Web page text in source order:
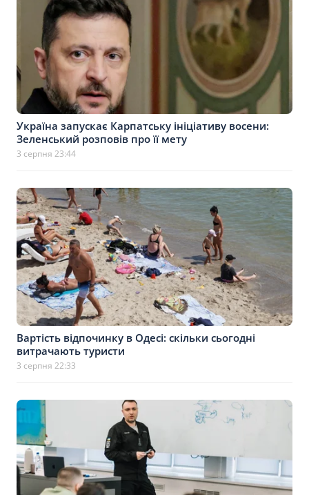
Україна запускає Карпатську ініціативу восени:
Зеленський розповів про її мету
3 серпня 23:44
Вартість відпочинку в Одесі: скільки сьогодні
витрачають туристи
3 серпня 22:33